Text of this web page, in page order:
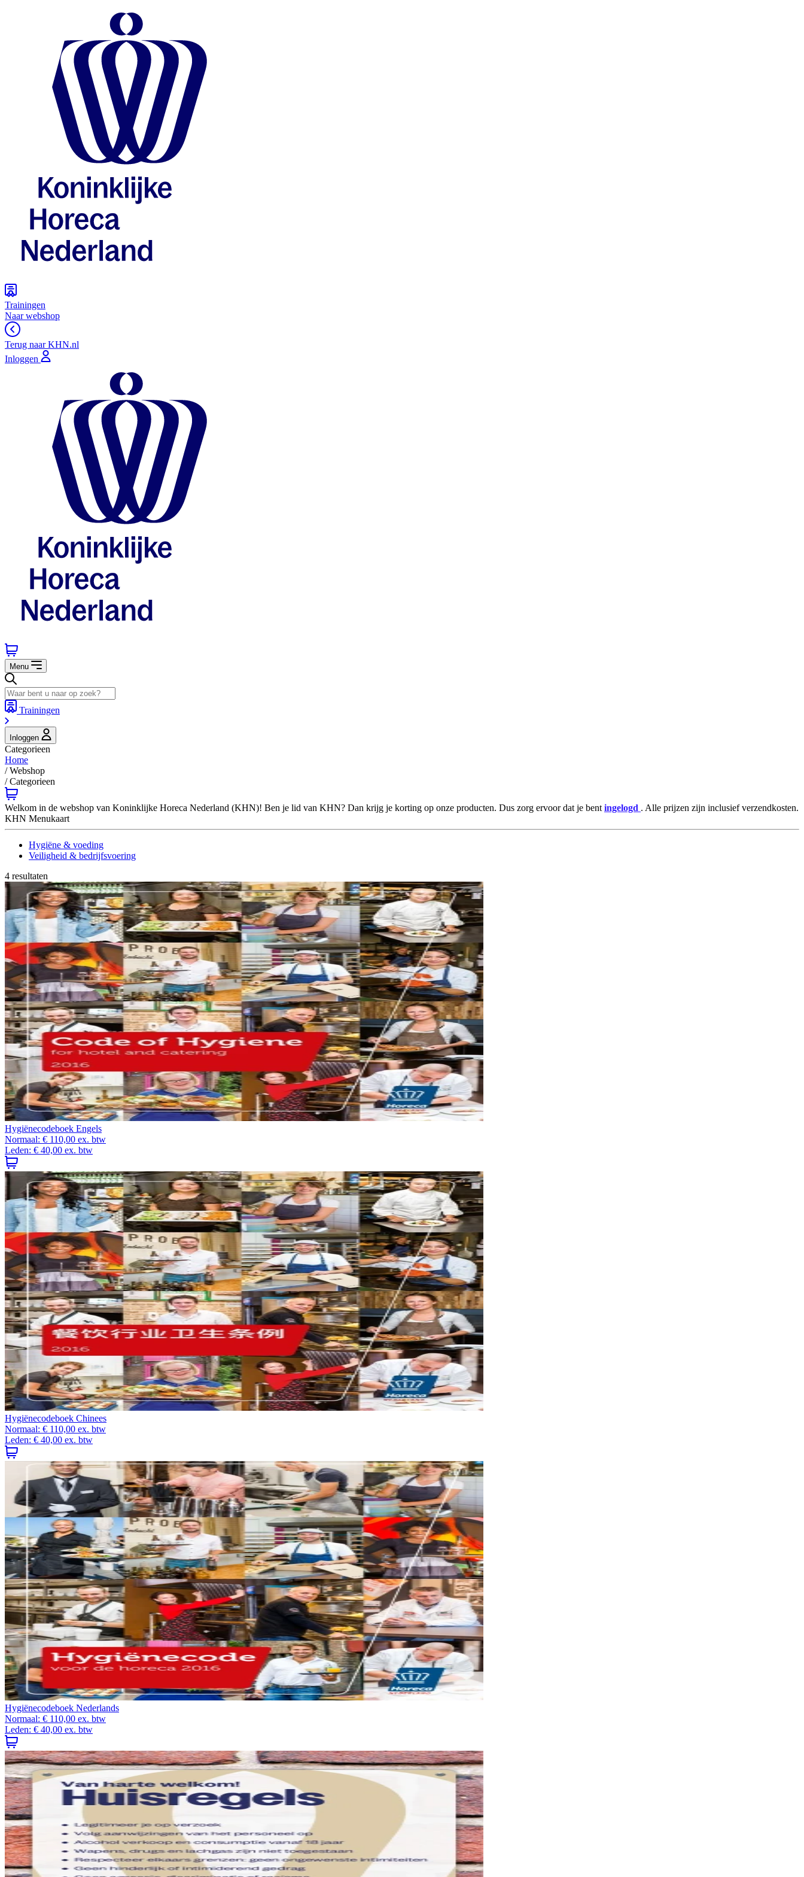
Trainingen
Naar webshop
Terug naar KHN.nl
Inloggen
Menu
Trainingen
Inloggen
Categorieen
Home
/Webshop
/Categorieen
Welkom in de webshop van Koninklijke Horeca Nederland (KHN)! Ben je lid van KHN? Dan krijg je korting op onze producten. Dus zorg ervoor dat je bent ingelogd . Alle prijzen zijn inclusief verzendkosten.
KHN Menukaart
Hygiëne & voeding
Veiligheid & bedrijfsvoering
4 resultaten
Hygiënecodeboek Engels
Normaal: € 110,00 ex. btw
Leden: € 40,00 ex. btw
Hygiënecodeboek Chinees
Normaal: € 110,00 ex. btw
Leden: € 40,00 ex. btw
Hygiënecodeboek Nederlands
Normaal: € 110,00 ex. btw
Leden: € 40,00 ex. btw